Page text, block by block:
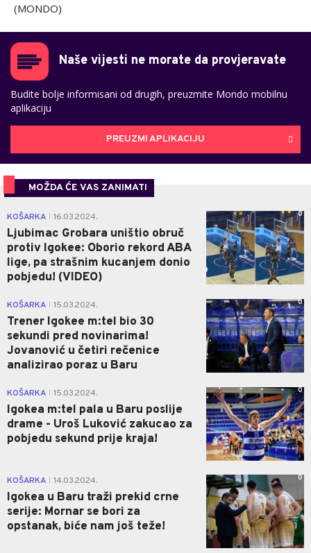
(MONDO)
Naše vijesti ne morate da provjeravate
Budite bolje informisani od drugih, preuzmite Mondo mobilnu
aplikaciju
PREUZMI APLIKACIJU
MOŽDA ĆE VAS ZANIMATI
KOŠARKA 16.03.2024.
Ljubimac Grobara uništio obruč
protiv Igokee: Oborio rekord ABA
lige, pa strašnim kucanjem donio
pobjedu! (VIDEO)
0
KOŠARKA 15.03.2024.
Trener Igokee m:tel bio 30
sekundi pred novinarima!
Jovanović u četiri rečenice
analizirao poraz u Baru
0
KOŠARKA 15.03.2024.
Igokea m:tel pala u Baru poslije
drame - Uroš Luković zakucao za
pobjedu sekund prije kraja!
0
KOŠARKA 14.03.2024.
Igokea u Baru traži prekid crne
serije: Mornar se bori za
opstanak, biće nam još teže!
0